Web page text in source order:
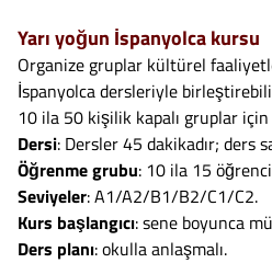
Yarı yoğun İspanyolca kursu
Organize gruplar kültürel
İspanyolca dersleriyle
10 ila 50 kişilik kapalı gruplar
Dersi: Dersler 45 dakikadır; ders
Öğrenme grubu: 10 ila 15
Seviyeler: A1/A2/B1/B2/C1/C2.
Kurs başlangıcı: sene boyunca
Ders planı: okulla anlaşmalı.